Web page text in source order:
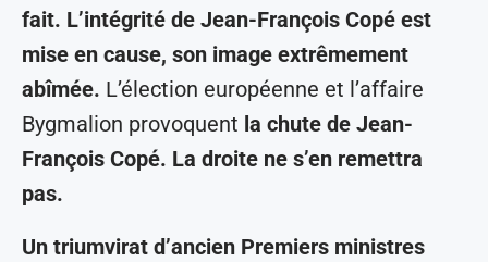
fait. L’intégrité de Jean-François Copé est
mise en cause, son image extrêmement
abîmée. L’élection européenne et l’affaire
Bygmalion provoquent la chute de Jean-
François Copé. La droite ne s’en remettra
pas.
Un triumvirat d’ancien Premiers ministres